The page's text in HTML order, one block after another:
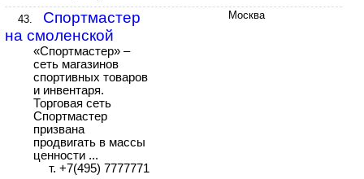
43.
Cпортмастер
на cмоленской
«Спортмастер» –
сеть магазинов
спортивных товаров
и инвентаря.
Торговая сеть
Спортмастер
призвана
продвигать в массы
ценности ...
т. +7(495) 7777771
Москва